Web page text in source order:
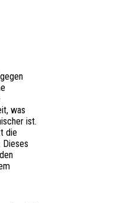
was
ist.
die
Dieses